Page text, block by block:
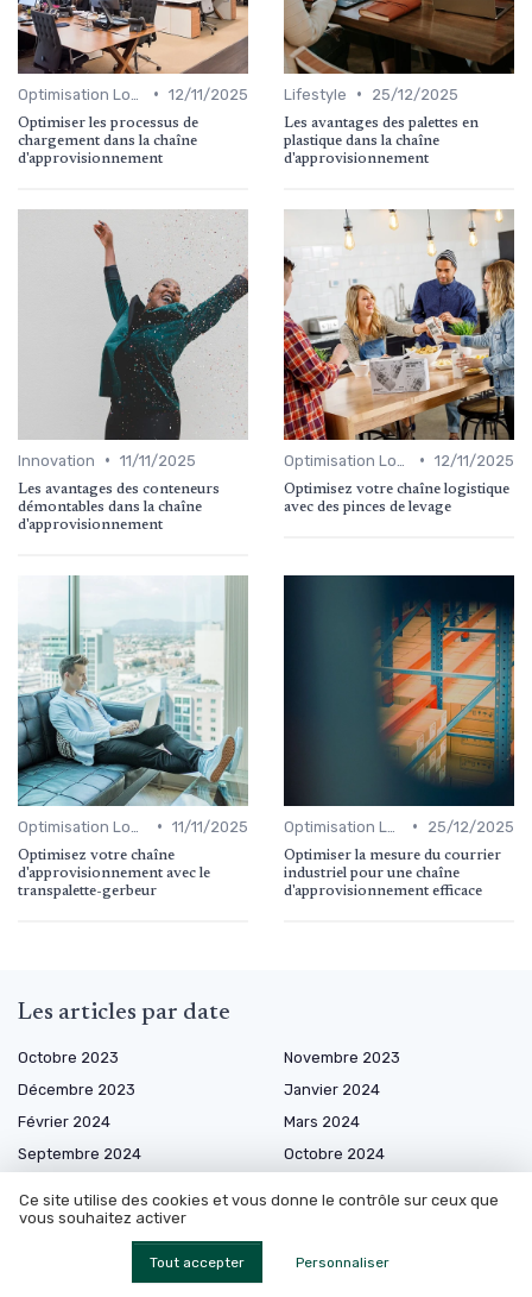
• 12/11/2025
Optimiser les processus de
chargement dans la chaîne
d'approvisionnement
Lifestyle • 25/12/2025
Les avantages des palettes en
plastique dans la chaîne
d'approvisionnement
Innovation • 11/11/2025
Les avantages des conteneurs
démontables dans la chaîne
d'approvisionnement
• 12/11/2025
Optimisez votre chaîne logistique
avec des pinces de levage
• 11/11/2025
Optimisez votre chaîne
d'approvisionnement avec le
transpalette-gerbeur
• 25/12/2025
Optimiser la mesure du courrier
industriel pour une chaîne
d'approvisionnement efficace
Les articles par date
Octobre 2023
Novembre 2023
Décembre 2023
Janvier 2024
Février 2024
Mars 2024
Septembre 2024
Octobre 2024
Février 2025
Ce site utilise des cookies et vous donne le contrôle sur ceux que
vous souhaitez activer
Tout accepter Personnaliser